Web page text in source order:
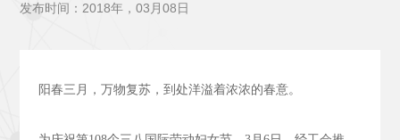
发布时间：2018年，03月08日
阳春三月，万物复苏，到处洋溢着浓浓的春意。